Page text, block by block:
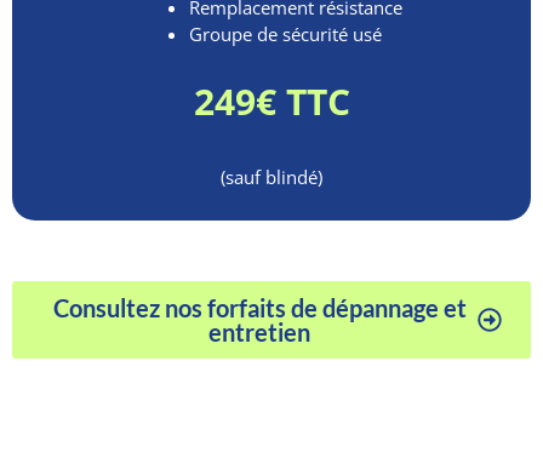
Remplacement résistance
Groupe de sécurité usé
249€ TTC
(sauf blindé)
Consultez nos forfaits de dépannage et
entretien